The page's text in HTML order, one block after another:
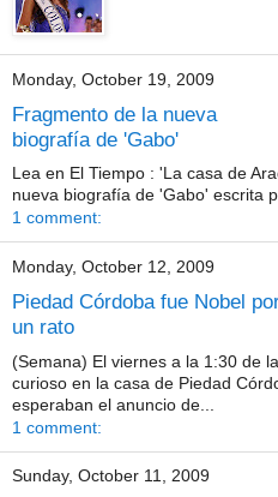
Monday, October 19, 2009
Fragmento de la nueva
biografía de 'Gabo'
Lea en El Tiempo : 'La casa de
nueva biografía de 'Gabo' escrita
1 comment:
Monday, October 12, 2009
Piedad Córdoba fue Nobel
un rato
(Semana) El viernes a la 1:30 de
curioso en la casa de Piedad
esperaban el anuncio de...
1 comment:
Sunday, October 11, 2009